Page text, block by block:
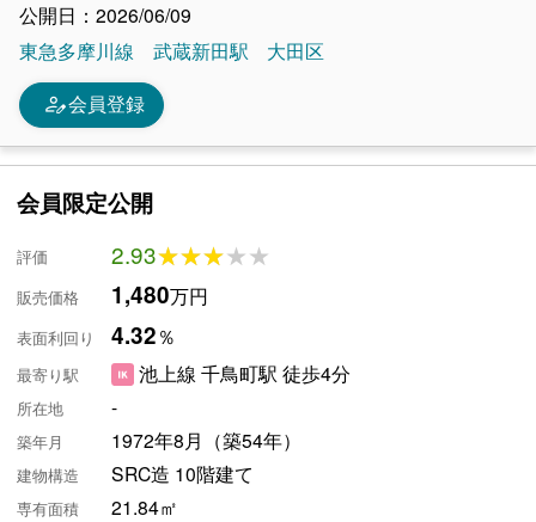
公開日：2026/06/09
東急多摩川線
武蔵新田駅 大田区
person_edit会員登録
会員限定公開
評価 2.93★★★★★
★★★★★
販売価格 1,480万円
表面利回り 4.32％
最寄り駅 池上線 千鳥町駅 徒歩4分
所在地 -
築年月 1972年8月（築54年）
建物構造 SRC造 10階建て
専有面積 21.84㎡